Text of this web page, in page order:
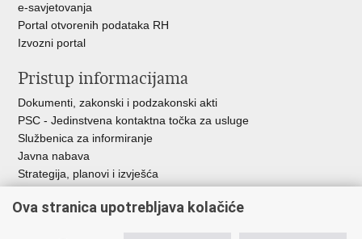
e-savjetovanja
Portal otvorenih podataka RH
Izvozni portal
Pristup informacijama
Dokumenti, zakonski i podzakonski akti
PSC - Jedinstvena kontaktna točka za usluge
Službenica za informiranje
Javna nabava
Strategija, planovi i izvješća
Ova stranica upotrebljava kolačiće